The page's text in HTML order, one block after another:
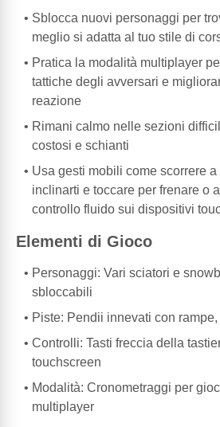
Sblocca nuovi personaggi per
meglio si adatta al tuo stile di
Pratica la modalità multiplayer
tattiche degli avversari e
reazione
Rimani calmo nelle sezioni
costosi e schianti
Usa gesti mobili come scorrere
inclinarti e toccare per frenare o
controllo fluido sui dispositivi
Elementi di Gioco
Personaggi: Vari sciatori e
sbloccabili
Piste: Pendii innevati con
Controlli: Tasti freccia della
touchscreen
Modalità: Cronometraggi per
multiplayer